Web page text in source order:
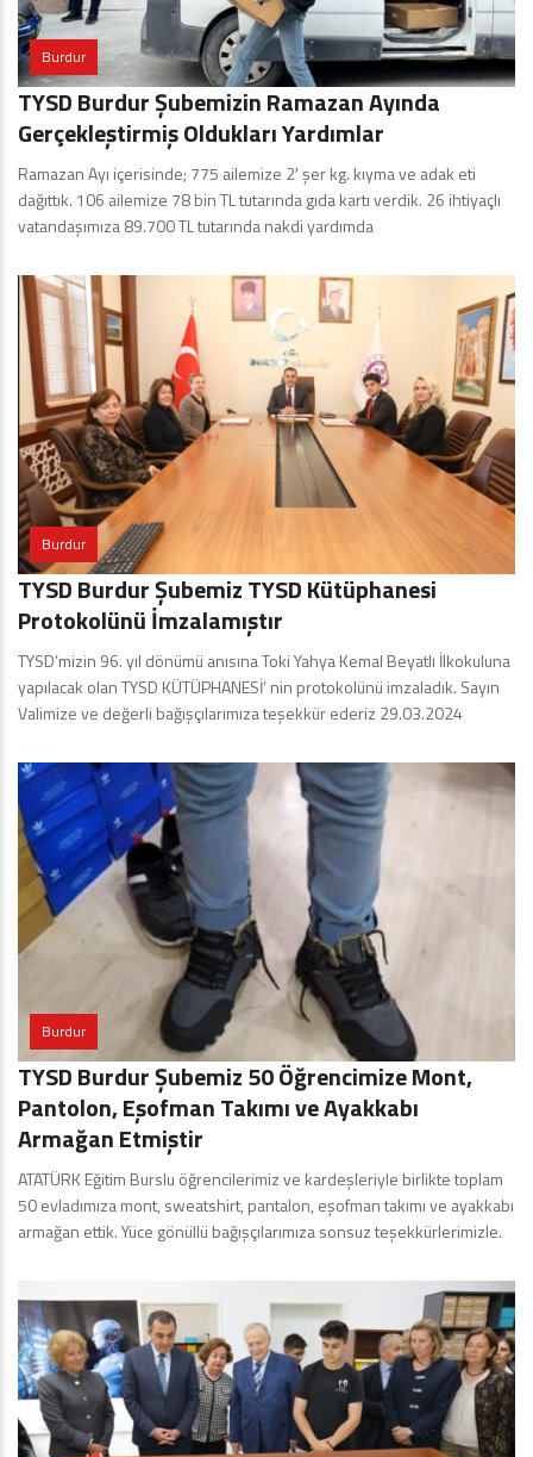
Burdur
TYSD Burdur Şubemizin Ramazan Ayında
Gerçekleştirmiş Oldukları Yardımlar
Ramazan Ayı içerisinde; 775 ailemize 2′ şer kg. kıyma ve adak eti
dağıttık. 106 ailemize 78 bin TL tutarında gıda kartı verdik. 26 ihtiyaçlı
vatandaşımıza 89.700 TL tutarında nakdi yardımda
Burdur
TYSD Burdur Şubemiz TYSD Kütüphanesi
Protokolünü İmzalamıştır
TYSD’mizin 96. yıl dönümü anısına Toki Yahya Kemal Beyatlı İlkokuluna
yapılacak olan TYSD KÜTÜPHANESİ’ nin protokolünü imzaladık. Sayın
Valimize ve değerli bağışçılarımıza teşekkür ederiz 29.03.2024
Burdur
TYSD Burdur Şubemiz 50 Öğrencimize Mont,
Pantolon, Eşofman Takımı ve Ayakkabı
Armağan Etmiştir
ATATÜRK Eğitim Burslu öğrencilerimiz ve kardeşleriyle birlikte toplam
50 evladımıza mont, sweatshirt, pantalon, eşofman takımı ve ayakkabı
armağan ettik. Yüce gönüllü bağışçılarımıza sonsuz teşekkürlerimizle.